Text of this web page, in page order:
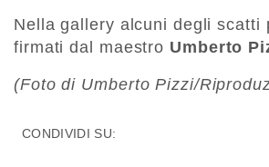
Nella gallery alcuni degli scatti
firmati dal maestro Umberto
(Foto di Umberto Pizzi/
CONDIVIDI SU: